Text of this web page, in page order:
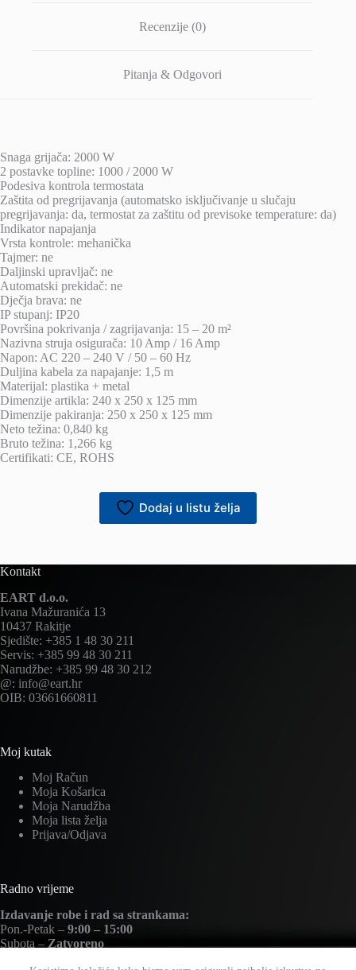
Recenzije (0)
Pitanja & Odgovori
Snaga grijača: 2000 W
2 postavke topline: 1000 / 2000 W
Podesiva kontrola termostata
Zaštita od pregrijavanja (automatsko isključivanje u slučaju
pregrijavanja: da, termostat za zaštitu od previsoke temperature: da)
Indikator napajanja
Vrsta kontrole: mehanička
Tajmer: ne
Daljinski upravljač: ne
Automatski prekidač: ne
Dječja brava: ne
IP stupanj: IP20
Površina pokrivanja / zagrijavanja: 15 – 20 m²
Nazivna struja osigurača: 10 Amp / 16 Amp
Napon: AC 220 – 240 V / 50 – 60 Hz
Duljina kabela za napajanje: 1,5 m
Materijal: plastika + metal
Dimenzije artikla: 240 x 250 x 125 mm
Dimenzije pakiranja: 250 x 250 x 125 mm
Neto težina: 0,840 kg
Bruto težina: 1,266 kg
Certifikati: CE, ROHS
Dodaj u listu želja
Kontakt
EART d.o.o.
Ivana Mažuranića 13
10437 Rakitje
Sjedište: +385 1 48 30 211
Servis: +385 99 48 30 211
Narudžbe: +385 99 48 30 212
@: info@eart.hr
OIB: 03661660811
Moj kutak
Moj Račun
Moja Košarica
Moja Narudžba
Moja lista želja
Prijava/Odjava
Radno vrijeme
Izdavanje robe i rad sa strankama:
Pon.-Petak – 9:00 – 15:00
Subota – Zatvoreno